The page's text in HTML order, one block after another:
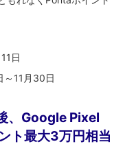
日
～11月30日
、Google Pixel
ト最大3万円相当